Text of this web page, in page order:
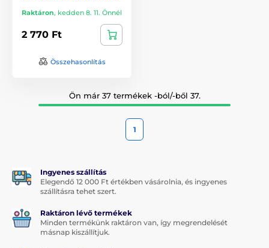
Raktáron, kedden 8. 11. Önnél
2 770 Ft
Összehasonlítás
Ön már 37 termékek -ból/-ből 37.
1
Ingyenes szállítás
Elegendő 12 000 Ft értékben vásárolnia, és ingyenes
szállításra tehet szert.
Raktáron lévő termékek
Minden termékünk raktáron van, így megrendelését
másnap kiszállítjuk.